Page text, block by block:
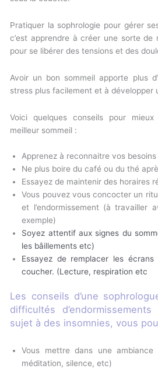
Pratiquer la sophrologie pour gérer
c’est apprendre à créer une sorte de
pour se libérer des tensions et des
Avoir un bon sommeil apporte plus
stress plus facilement et à développer
Voici quelques conseils pour
meilleur sommeil :
Apprenez à reconnaitre vos besoins
Ne plus boire du café ou du thé
Essayez de maintenir des horaires
Vous pouvez vous concocter un
et l’endormissement (à travailler
exemple)
Soyez attentif aux signes du
les bâillements etc)
Essayez de remplacer les
coucher. (Lecture, respiration etc
Les conseils d’une
difficultés
sujet à des insomnies, vous
Vous mettre dans une ambiance
méditation, silence, etc)